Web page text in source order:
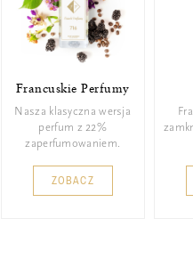
Francuskie Perfumy
Nasza klasyczna wersja
perfum z 22%
zaperfumowaniem.
ZOBACZ